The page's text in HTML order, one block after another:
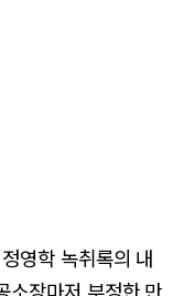
영학 녹취록의 내